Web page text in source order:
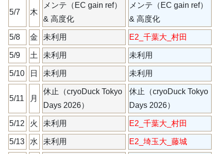
5/7 木
メンテ（EC gain ref）
& 高度化
メンテ（EC gain ref）
& 高度化
5/8 金 未利用 E2_千葉大_村田
5/9 土 未利用 未利用
5/10 日 未利用 未利用
5/11 月
休止（cryoDuck Tokyo
Days 2026）
休止（cryoDuck Tokyo
Days 2026）
5/12 火 未利用 E2_千葉大_村田
5/13 水 未利用 E2_埼玉大_藤城